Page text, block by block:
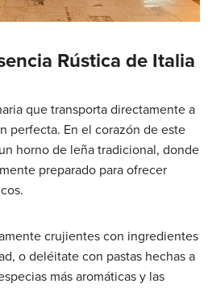
Rústica de Italia
que transporta directamente a
perfecta. En el corazón de este
horno de leña tradicional, donde
preparado para ofrecer
crujientes con ingredientes
o deléitate con pastas hechas a
más aromáticas y las